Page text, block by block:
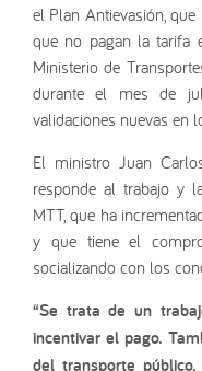
el Plan Antievasión,
que no pagan la tarifa
Ministerio de
durante el mes de
validaciones nuevas en
El ministro Juan
responde al trabajo y
MTT, que ha
y que tiene el
socializando con los
“Se trata de un
incentivar el pago.
del transporte